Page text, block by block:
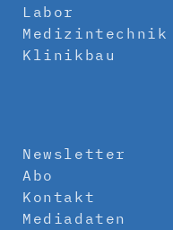
Labor
Medizintechnik
Klinikbau
Newsletter
Abo
Kontakt
Mediadaten